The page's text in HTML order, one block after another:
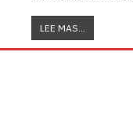
LEE MAS...